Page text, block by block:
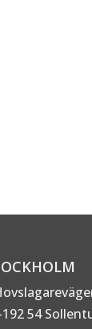
192 54